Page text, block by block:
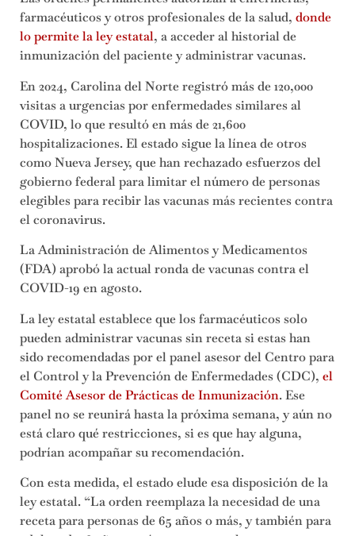
farmacéuticos y otros profesionales de la salud, donde
lo permite la ley estatal, a acceder al historial de
inmunización del paciente y administrar vacunas.
En 2024, Carolina del Norte registró más de 120,000
visitas a urgencias por enfermedades similares al
COVID, lo que resultó en más de 21,600
hospitalizaciones. El estado sigue la línea de otros
como Nueva Jersey, que han rechazado esfuerzos del
gobierno federal para limitar el número de personas
elegibles para recibir las vacunas más recientes contra
el coronavirus.
La Administración de Alimentos y Medicamentos
(FDA) aprobó la actual ronda de vacunas contra el
COVID-19 en agosto.
La ley estatal establece que los farmacéuticos solo
pueden administrar vacunas sin receta si estas han
sido recomendadas por el panel asesor del Centro para
el Control y la Prevención de Enfermedades (CDC), el
Comité Asesor de Prácticas de Inmunización. Ese
panel no se reunirá hasta la próxima semana, y aún no
está claro qué restricciones, si es que hay alguna,
podrían acompañar su recomendación.
Con esta medida, el estado elude esa disposición de la
ley estatal. “La orden reemplaza la necesidad de una
receta para personas de 65 años o más, y también para